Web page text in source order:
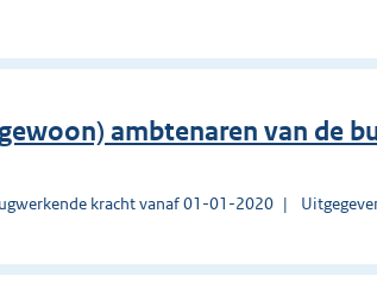
ambtenaren van de
kracht vanaf 01-01-2020